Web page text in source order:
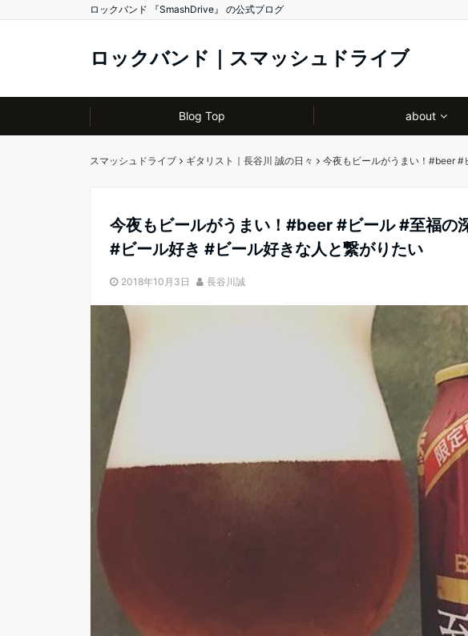
ロックバンド 『SmashDrive』 の公式ブログ
ロックバンド｜スマッシュドライブ
Blog Top about
スマッシュドライブ ギタリスト｜長谷川 誠の日々 今夜もビールがうまい！#beer
今夜もビールがうまい！#beer #ビール #至福
#ビール好き #ビール好きな人と繋がりたい
2018年10月3日 長谷川誠